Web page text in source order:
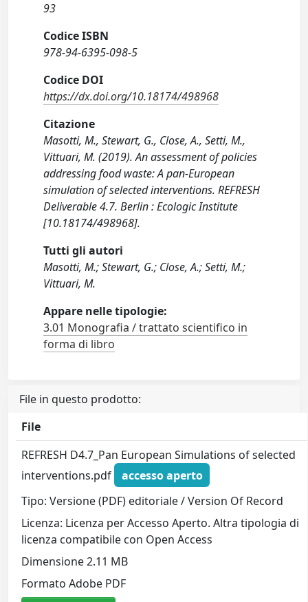
93
Codice ISBN
978-94-6395-098-5
Codice DOI
https://dx.doi.org/10.18174/498968
Citazione
Masotti, M., Stewart, G., Close, A., Setti, M.,
Vittuari, M. (2019). An assessment of policies
addressing food waste: A pan-European
simulation of selected interventions. REFRESH
Deliverable 4.7. Berlin : Ecologic Institute
[10.18174/498968].
Tutti gli autori
Masotti, M.; Stewart, G.; Close, A.; Setti, M.;
Vittuari, M.
Appare nelle tipologie:
3.01 Monografia / trattato scientifico in
forma di libro
File in questo prodotto:
File
REFRESH D4.7_Pan European Simulations of selected
interventions.pdf
accesso aperto
Tipo: Versione (PDF) editoriale / Version Of Record
Licenza: Licenza per Accesso Aperto. Altra tipologia di
licenza compatibile con Open Access
Dimensione 2.11 MB
Formato Adobe PDF